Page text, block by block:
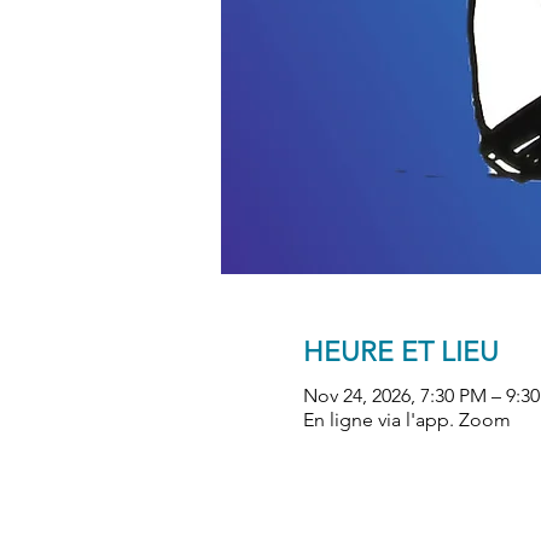
HEURE ET LIEU
Nov 24, 2026, 7:30 PM –
En ligne via l'app. Zoom